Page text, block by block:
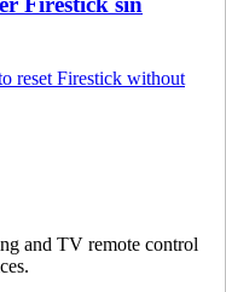
reset Firestick without
and TV remote control